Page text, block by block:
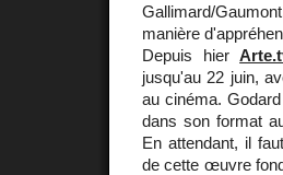
Gallimard/
manière
Depuis hier
jusqu'au 22 juin,
au cinéma.
dans son format
En attendant, il
de cette œuvre